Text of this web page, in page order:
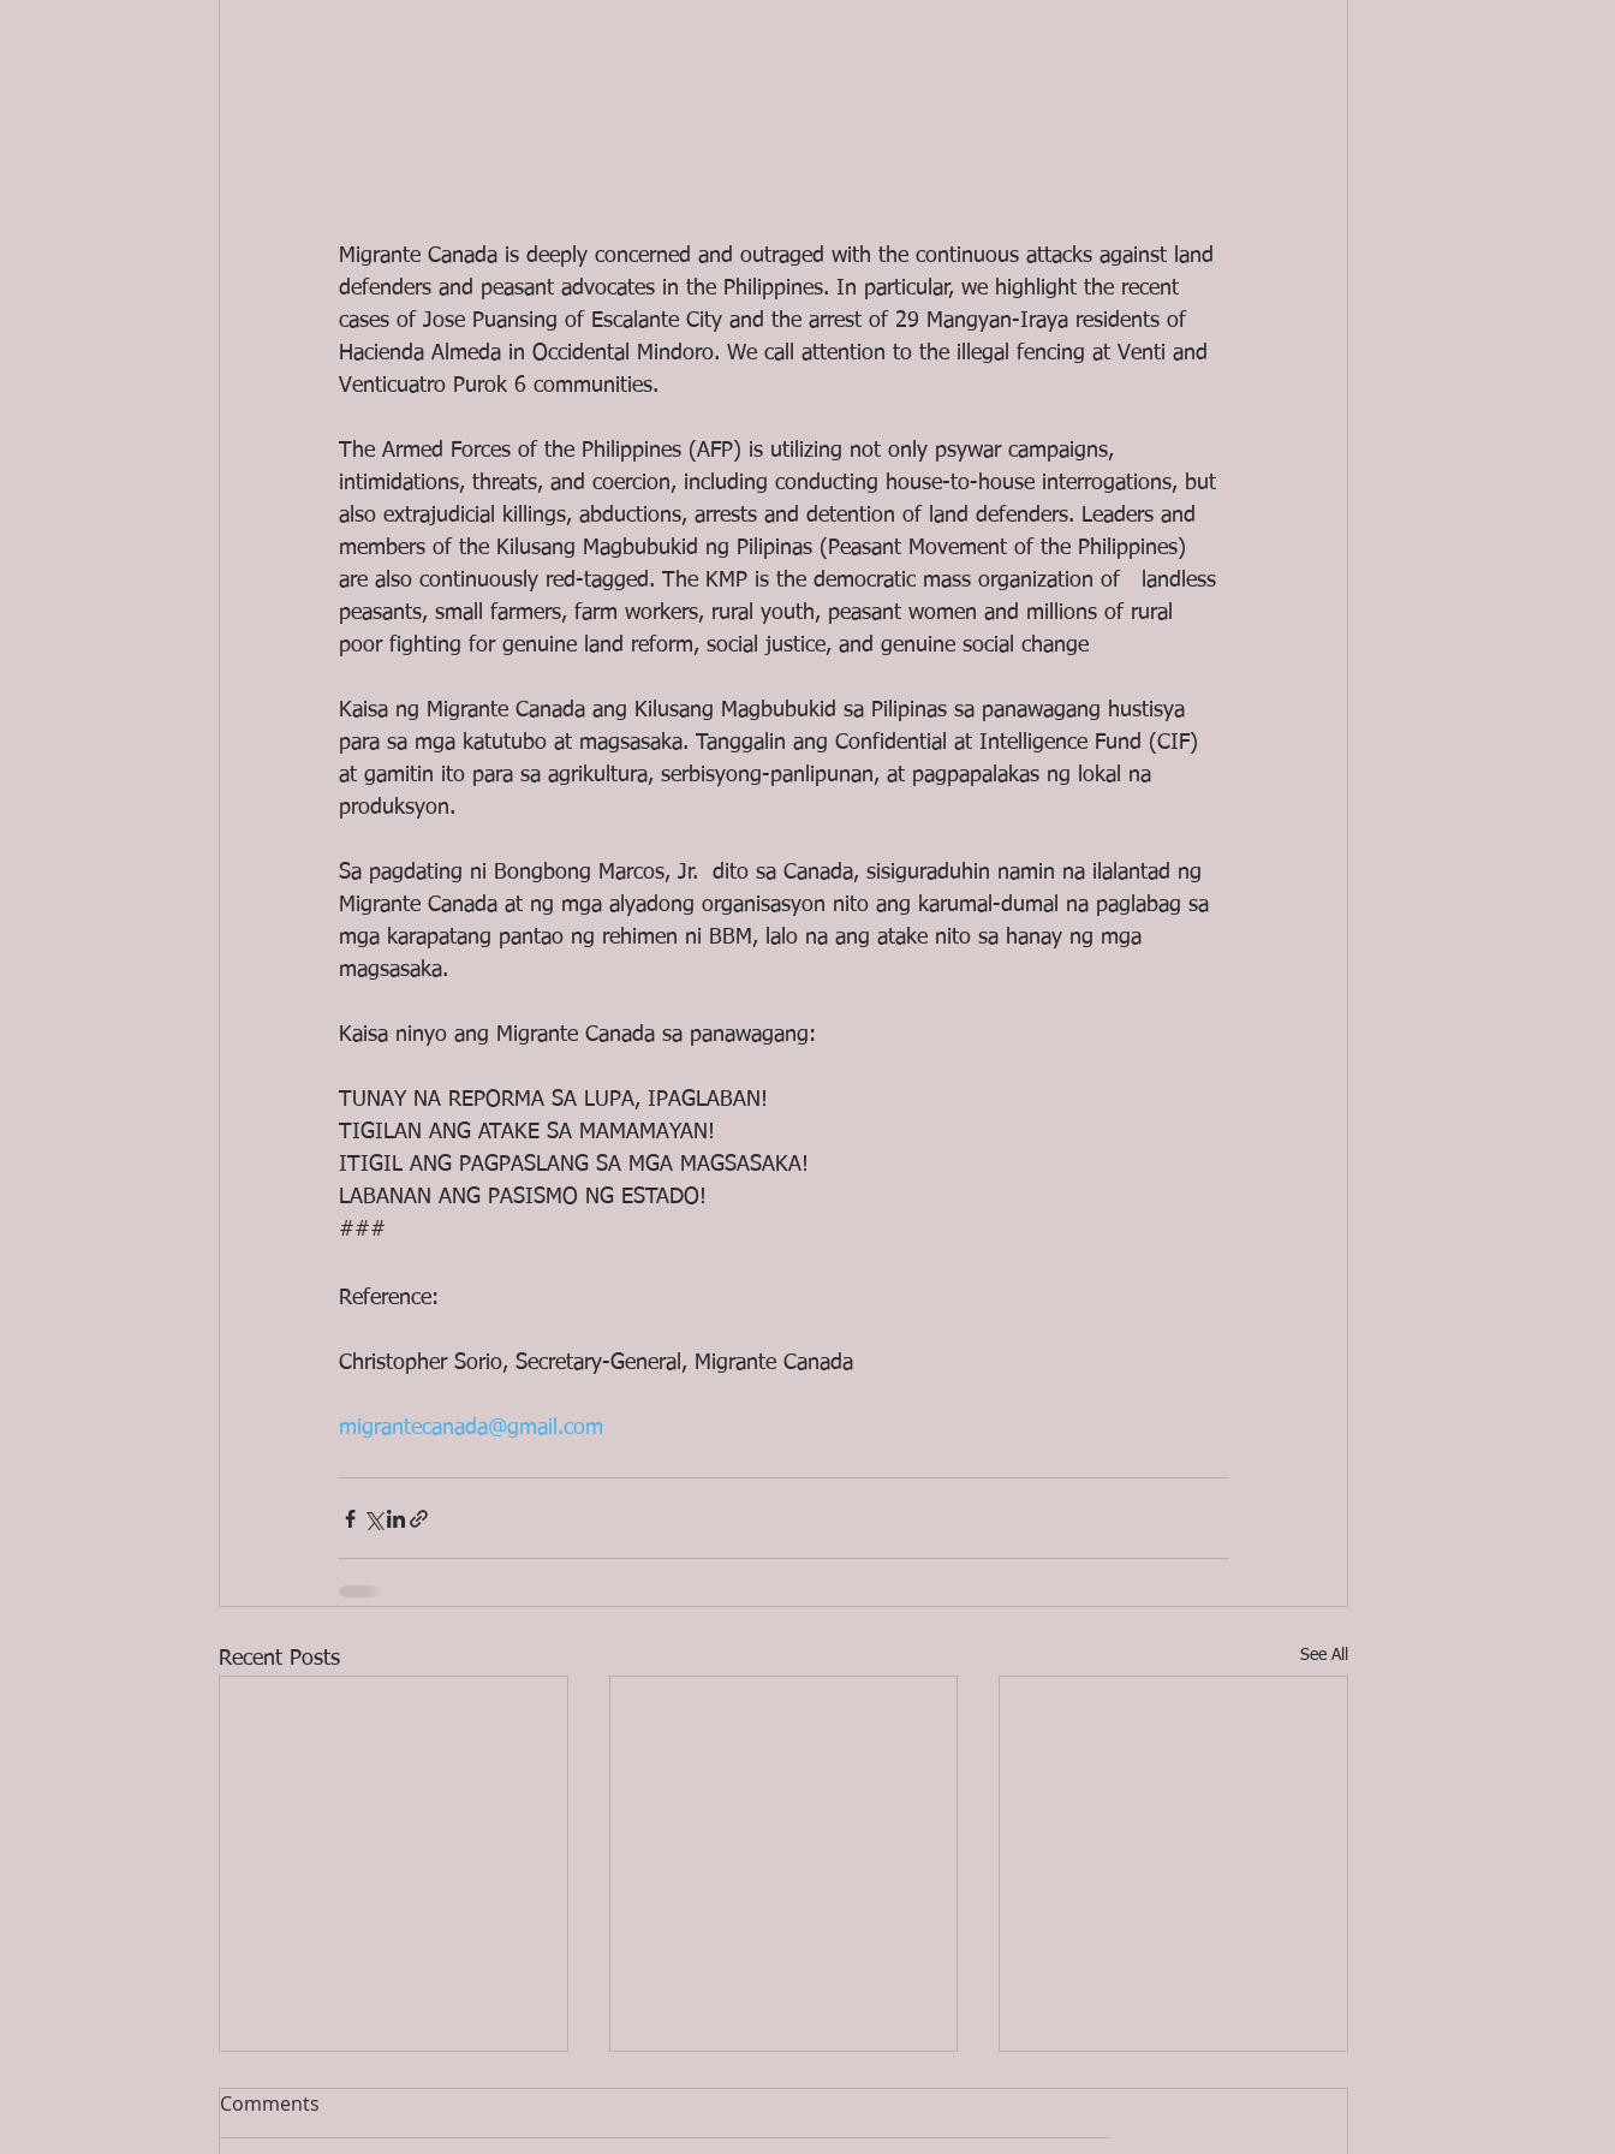
Migrante Canada is deeply concerned and outraged with the continuous attacks against land
defenders and peasant advocates in the Philippines. In particular, we highlight the recent
cases of Jose Puansing of Escalante City and the arrest of 29 Mangyan-Iraya residents of
Hacienda Almeda in Occidental Mindoro. We call attention to the illegal fencing at Venti and
Venticuatro Purok 6 communities.
The Armed Forces of the Philippines (AFP) is utilizing not only psywar campaigns,
intimidations, threats, and coercion, including conducting house-to-house interrogations, but
also extrajudicial killings, abductions, arrests and detention of land defenders. Leaders and
members of the Kilusang Magbubukid ng Pilipinas (Peasant Movement of the Philippines)
are also continuously red-tagged. The KMP is the democratic mass organization of   landless
peasants, small farmers, farm workers, rural youth, peasant women and millions of rural
poor fighting for genuine land reform, social justice, and genuine social change
Kaisa ng Migrante Canada ang Kilusang Magbubukid sa Pilipinas sa panawagang hustisya
para sa mga katutubo at magsasaka. Tanggalin ang Confidential at Intelligence Fund (CIF)
at gamitin ito para sa agrikultura, serbisyong-panlipunan, at pagpapalakas ng lokal na
produksyon.
Sa pagdating ni Bongbong Marcos, Jr.  dito sa Canada, sisiguraduhin namin na ilalantad ng
Migrante Canada at ng mga alyadong organisasyon nito ang karumal-dumal na paglabag sa
mga karapatang pantao ng rehimen ni BBM, lalo na ang atake nito sa hanay ng mga
magsasaka.
Kaisa ninyo ang Migrante Canada sa panawagang:
TUNAY NA REPORMA SA LUPA, IPAGLABAN!
TIGILAN ANG ATAKE SA MAMAMAYAN!
ITIGIL ANG PAGPASLANG SA MGA MAGSASAKA!
LABANAN ANG PASISMO NG ESTADO!
###
Reference:
Christopher Sorio, Secretary-General, Migrante Canada
migrantecanada@gmail.com
Recent Posts See All
Comments